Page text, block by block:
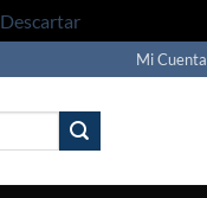
Descartar
Mi Cuenta